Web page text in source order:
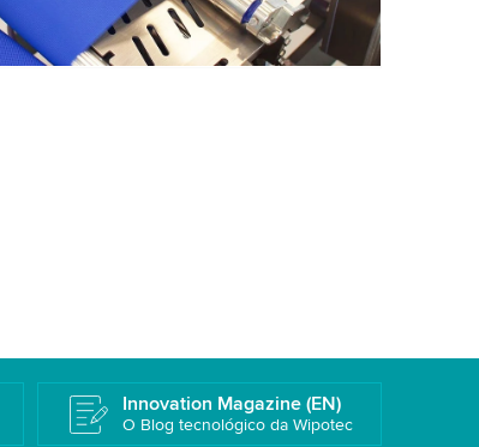
Mais informações
Innovation Magazine (EN)
O Blog tecnológico da Wipotec